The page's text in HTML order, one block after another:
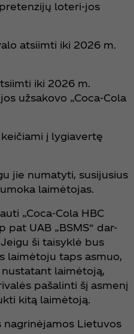
loteri-jos
atsiimti iki 2026 m.
iki 2026 m.
užsakovo „Coca‑Cola
į lygiavertę
jie numatyti, susijusius
laimėtojas.
„Coca‑Cola HBC
pat UAB „BSMS“ dar-
ši taisyklė bus
laimėtoju taps asmuo,
laimėtoją,
pašalinti šį asmenį
kitą laimėtoją.
Lietuvos